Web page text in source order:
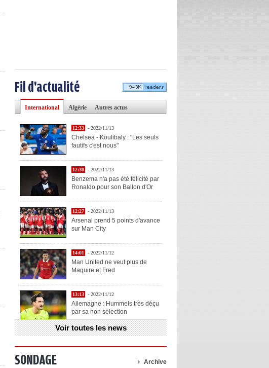
Fil d'actualité
International Algérie Autres actus
12:33 - 2022/11/13
Chelsea - Koulibaly : "Les seuls
fautifs c'est nous"
12:30 - 2022/11/13
Benzema n'a pas été félicité par
Ronaldo pour son Ballon d'Or
12:27 - 2022/11/13
Arsenal prend 5 points d'avance
sur Man City
14:01 - 2022/11/12
Man United ne veut plus de
Maguire et Fred
13:13 - 2022/11/12
Allemagne : Hummels très déçu
par sa non sélection
13:11 - 2022/11/12
Henry explique la chose qu'il
Voir toutes les news
SONDAGE Archive